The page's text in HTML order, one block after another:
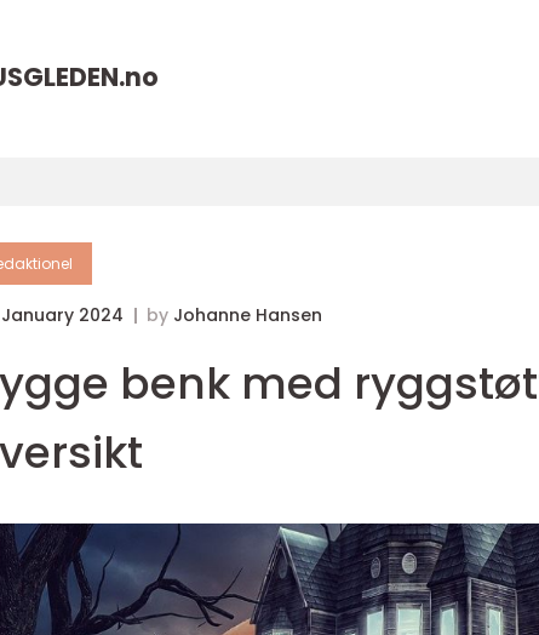
no
January 2024 by Johanne Hansen
benk med